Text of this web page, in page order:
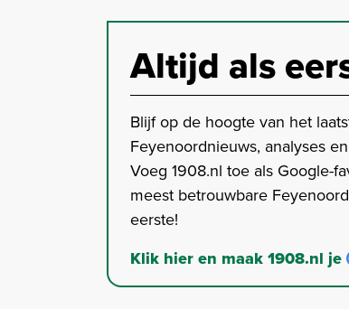
Altijd als
Blijf op de hoogte van het
Feyenoordnieuws, analyses
Voeg 1908.nl toe als Google-
meest betrouwbare
eerste!
Klik hier en maak 1908.nl je